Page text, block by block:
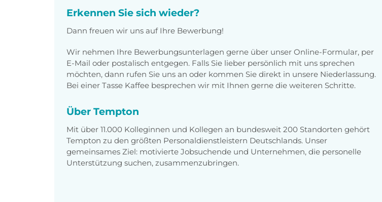
Erkennen Sie sich wieder?
Dann freuen wir uns auf Ihre Bewerbung!
Wir nehmen Ihre Bewerbungsunterlagen gerne über unser Online-Formular, per
E-Mail oder postalisch entgegen. Falls Sie lieber persönlich mit uns sprechen
möchten, dann rufen Sie uns an oder kommen Sie direkt in unsere Niederlassung.
Bei einer Tasse Kaffee besprechen wir mit Ihnen gerne die weiteren Schritte.
Über Tempton
Mit über 11.000 Kolleginnen und Kollegen an bundesweit 200 Standorten gehört
Tempton zu den größten Personaldienstleistern Deutschlands. Unser
gemeinsames Ziel: motivierte Jobsuchende und Unternehmen, die personelle
Unterstützung suchen, zusammenzubringen.